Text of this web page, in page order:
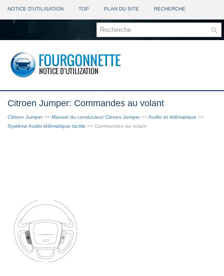
NOTICE D'UTILISATION TOP PLAN DU SITE RECHERCHE
Citroen Jumper: Commandes au volant
Citroen Jumper>> Manuel du conducteur Citroen Jumper>>Audio et télématique >>
Système Audio-télématique tactile >> Commandes au volant